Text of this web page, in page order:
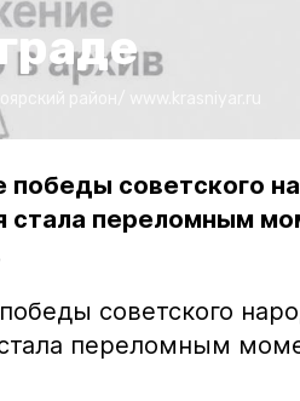
район/
советского
стала переломным
советского
переломным